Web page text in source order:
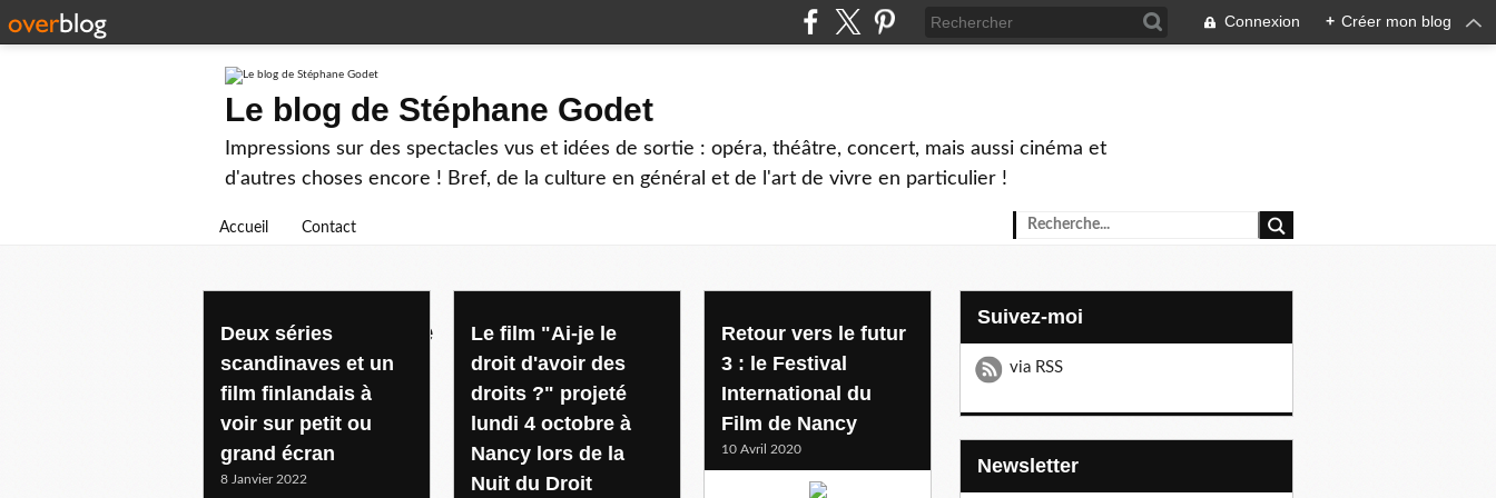
Connexion + Créer mon blog
Le blog de Stéphane Godet
Impressions sur des spectacles vus et idées de sortie : opéra, théâtre, concert, mais aussi cinéma et
d'autres choses encore ! Bref, de la culture en général et de l'art de vivre en particulier !
Accueil Contact
droits de l'homme
Deux séries
scandinaves et un
film finlandais à
voir sur petit ou
grand écran
8 Janvier 2022
Le film "Ai-je le
droit d'avoir des
droits ?" projeté
lundi 4 octobre à
Nancy lors de la
Nuit du Droit
Retour vers le futur
3 : le Festival
International du
Film de Nancy
10 Avril 2020
Suivez-moi
via RSS
Newsletter